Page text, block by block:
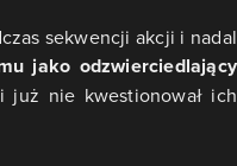
sekwencji akcji i nadal
jako odzwierciedlający
już nie kwestionował ich